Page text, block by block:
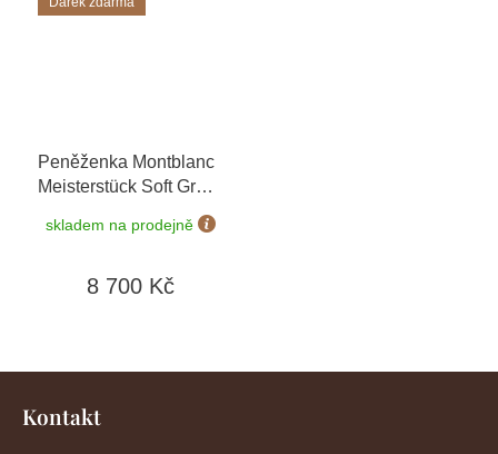
Peněženka Montblanc
Meisterstück Soft Grain
výměny do 90 dní +
Montblanc v hodnotě
skladem na prodejně
8 700 Kč
Z
Kontakt